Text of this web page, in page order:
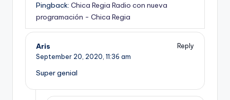
Pingback: Chica Regia Radio con nueva
programación - Chica Regia
Aris
Reply
September 20, 2020, 11:36 am
Super genial